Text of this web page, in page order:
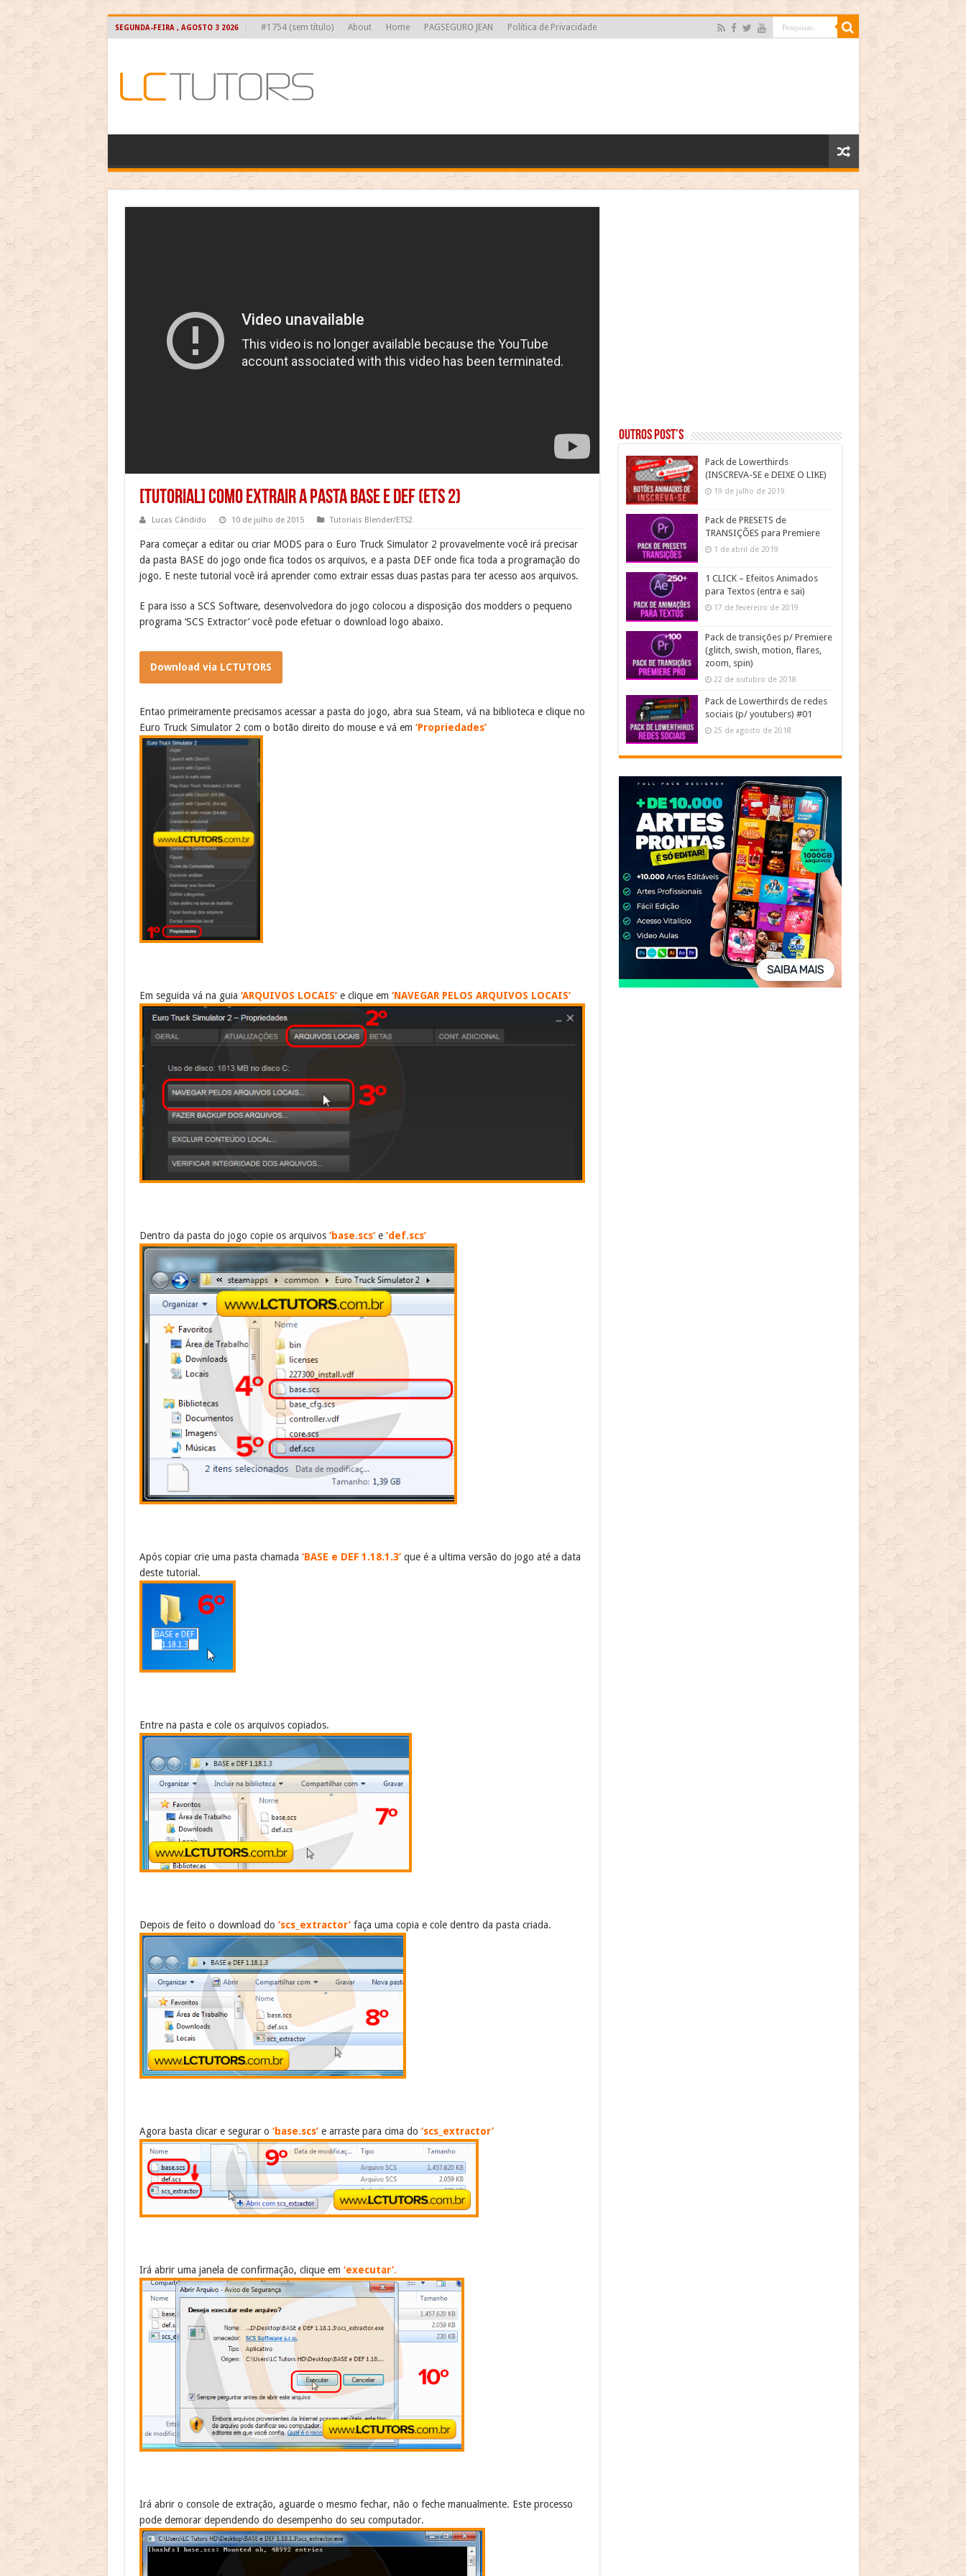
SEGUNDA-FEIRA , AGOSTO 3 2026 #1754 (sem título) About Home PAGSEGURO JEAN Política de Privacidade
[TUTORIAL] Como extrair a pasta BASE e DEF (ETS 2)
Lucas Cândido 10 de julho de 2015 Tutoriais Blender/ETS2
Para começar a editar ou criar MODS para o Euro Truck Simulator 2 provavelmente você irá precisar
da pasta BASE do jogo onde fica todos os arquivos, e a pasta DEF onde fica toda a programação do
jogo. E neste tutorial você irá aprender como extrair essas duas pastas para ter acesso aos arquivos.
E para isso a SCS Software, desenvolvedora do jogo colocou a disposição dos modders o pequeno
programa ‘SCS Extractor’ você pode efetuar o download logo abaixo.
Download via LCTUTORS
Entao primeiramente precisamos acessar a pasta do jogo, abra sua Steam, vá na biblioteca e clique no
Euro Truck Simulator 2 com o botão direito do mouse e vá em ‘Propriedades’
Em seguida vá na guia ‘ARQUIVOS LOCAIS’e clique em ‘NAVEGAR PELOS ARQUIVOS LOCAIS’
Dentro da pasta do jogo copie os arquivos ‘base.scs’e‘def.scs’
Após copiar crie uma pasta chamada ‘BASE e DEF 1.18.1.3’ que é a ultima versão do jogo até a data
deste tutorial.
Entre na pasta e cole os arquivos copiados.
Depois de feito o download do ‘scs_extractor’faça uma copia e cole dentro da pasta criada.
Agora basta clicar e segurar o ‘base.scs’ e arraste para cima do ‘scs_extractor’
Irá abrir uma janela de confirmação, clique em ‘executar’.
Irá abrir o console de extração, aguarde o mesmo fechar, não o feche manualmente. Este processo
pode demorar dependendo do desempenho do seu computador.
Outros post’s
Pack de Lowerthirds
(INSCREVA-SE e DEIXE O LIKE)
19 de julho de 2019
Pack de PRESETS de
TRANSIÇÕES para Premiere
1 de abril de 2019
1 CLICK – Efeitos Animados
para Textos (entra e sai)
17 de fevereiro de 2019
Pack de transições p/ Premiere
(glitch, swish, motion, flares,
zoom, spin)
22 de outubro de 2018
Pack de Lowerthirds de redes
sociais (p/ youtubers) #01
25 de agosto de 2018